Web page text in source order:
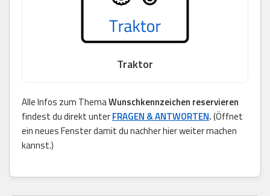
Traktor
Alle Infos zum ThemaWunschkennzeichen reservieren
findest du direkt unterFRAGEN & ANTWORTEN.(Öffnet
ein neues Fenster damit du nachher hier weiter machen
kannst.)